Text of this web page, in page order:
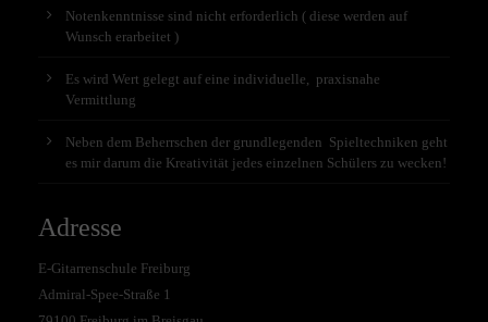
Notenkenntnisse sind nicht erforderlich ( diese werden auf
Wunsch erarbeitet )
Es wird Wert gelegt auf eine individuelle, praxisnahe
Vermittlung
Neben dem Beherrschen der grundlegenden Spieltechniken geht
es mir darum die Kreativität jedes einzelnen Schülers zu wecken!
Adresse
E-Gitarrenschule Freiburg
Admiral-Spee-Straße 1